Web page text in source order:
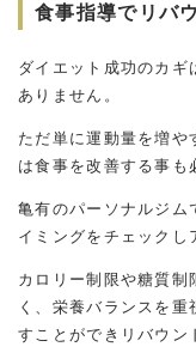
食事指導でリバ
ダイエット成功のカギ
ありません。
ただ単に運動量を増や
は食事を改善する事も
亀有のパーソナルジム
イミングをチェックし
カロリー制限や糖質制
く、栄養バランスを重
すことができリバウン